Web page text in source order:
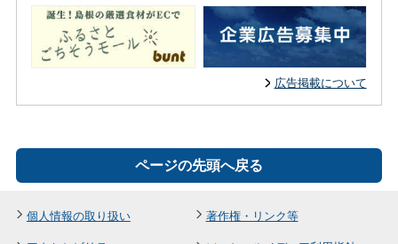
広告掲載について
ページの先頭へ戻る
個人情報の取り扱い
著作権・リンク等